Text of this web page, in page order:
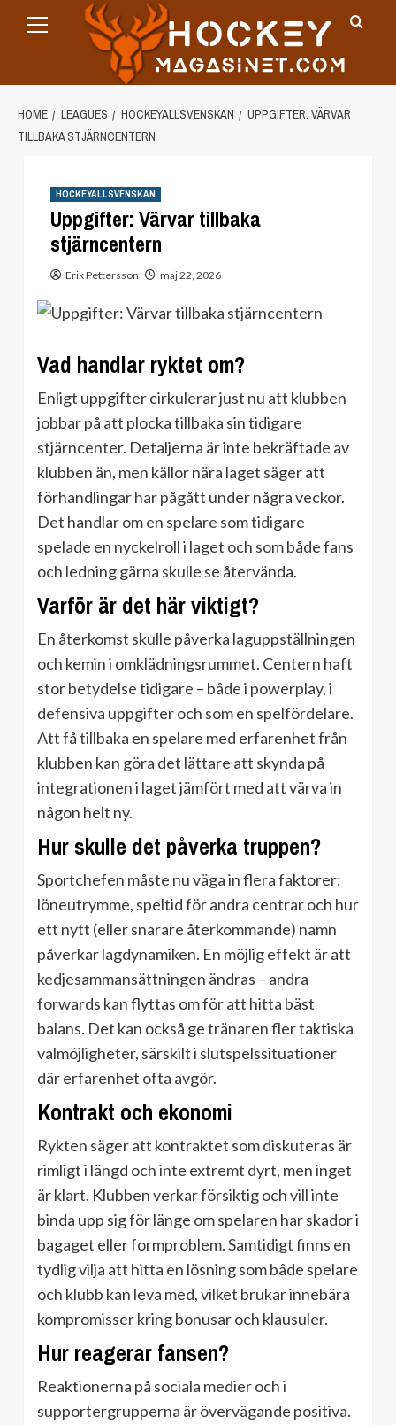
Menu
HOME LEAGUES HOCKEYALLSVENSKAN
UPPGIFTER: VÄRVAR
TILLBAKA STJÄRNCENTERN
HOCKEYALLSVENSKAN
Uppgifter: Värvar tillbaka
stjärncentern
Erik Pettersson maj 22, 2026
Vad handlar ryktet om?
Enligt uppgifter cirkulerar just nu att klubben
jobbar på att plocka tillbaka sin tidigare
stjärncenter. Detaljerna är inte bekräftade av
klubben än, men källor nära laget säger att
förhandlingar har pågått under några veckor.
Det handlar om en spelare som tidigare
spelade en nyckelroll i laget och som både fans
och ledning gärna skulle se återvända.
Varför är det här viktigt?
En återkomst skulle påverka laguppställningen
och kemin i omklädningsrummet. Centern haft
stor betydelse tidigare – både i powerplay, i
defensiva uppgifter och som en spelfördelare.
Att få tillbaka en spelare med erfarenhet från
klubben kan göra det lättare att skynda på
integrationen i laget jämfört med att värva in
någon helt ny.
Hur skulle det påverka truppen?
Sportchefen måste nu väga in flera faktorer:
löneutrymme, speltid för andra centrar och hur
ett nytt (eller snarare återkommande) namn
påverkar lagdynamiken. En möjlig effekt är att
kedjesammansättningen ändras – andra
forwards kan flyttas om för att hitta bäst
balans. Det kan också ge tränaren fler taktiska
valmöjligheter, särskilt i slutspelssituationer
där erfarenhet ofta avgör.
Kontrakt och ekonomi
Rykten säger att kontraktet som diskuteras är
rimligt i längd och inte extremt dyrt, men inget
är klart. Klubben verkar försiktig och vill inte
binda upp sig för länge om spelaren har skador i
bagaget eller formproblem. Samtidigt finns en
tydlig vilja att hitta en lösning som både spelare
och klubb kan leva med, vilket brukar innebära
kompromisser kring bonusar och klausuler.
Hur reagerar fansen?
Reaktionerna på sociala medier och i
supportergrupperna är övervägande positiva.